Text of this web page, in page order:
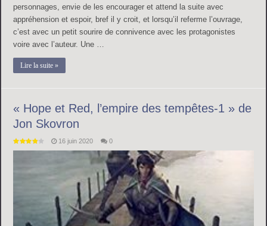
personnages, envie de les encourager et attend la suite avec
appréhension et espoir, bref il y croit, et lorsqu’il referme l’ouvrage,
c’est avec un petit sourire de connivence avec les protagonistes
voire avec l’auteur. Une …
Lire la suite »
« Hope et Red, l’empire des tempêtes-1 » de
Jon Skovron
16 juin 2020 0